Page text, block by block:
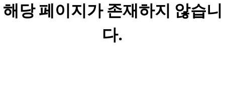
고객 센터 (English)
해당 페이지가 존재하지 않습니
다.